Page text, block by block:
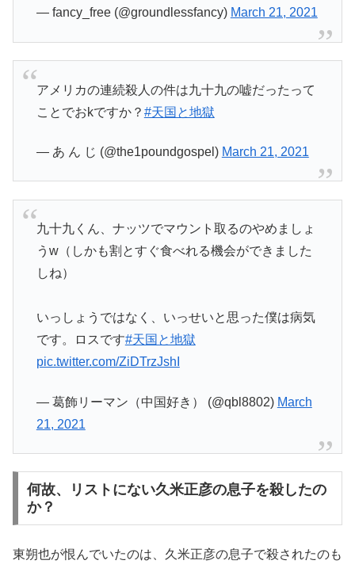
— fancy_free (@groundlessfancy) March 21, 2021
アメリカの連続殺人の件は九十九の嘘だったって
ことでおkですか？ #天国と地獄
— あ ん じ (@the1poundgospel) March 21, 2021
九十九くん、ナッツでマウント取るのやめましょ
うw（しかも割とすぐ食べれる機会ができました
しね）
いっしょうではなく、いっせいと思った僕は病気
です。ロスです#天国と地獄
pic.twitter.com/ZiDTrzJshI
— 葛飾リーマン（中国好き） (@qbl8802) March
21, 2021
何故、リストにない久米正彦の息子を殺したの
か？
東朔也が恨んでいたのは、久米正彦の息子で殺されたのも